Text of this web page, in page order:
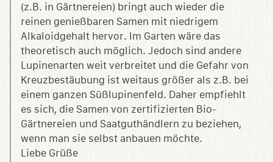
(z.B. in Gärtnereien) bringt auch wieder die
reinen genießbaren Samen mit niedrigem
Alkaloidgehalt hervor. Im Garten wäre das
theoretisch auch möglich. Jedoch sind andere
Lupinenarten weit verbreitet und die Gefahr von
Kreuzbestäubung ist weitaus größer als z.B. bei
einem ganzen Süßlupinenfeld. Daher empfiehlt
es sich, die Samen von zertifizierten Bio-
Gärtnereien und Saatguthändlern zu beziehen,
wenn man sie selbst anbauen möchte.
Liebe Grüße